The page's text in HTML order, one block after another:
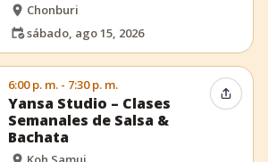
Chonburi
sábado, ago 15, 2026
6:00 p. m. - 7:30 p. m.
Yansa Studio – Clases
Semanales de Salsa &
Bachata